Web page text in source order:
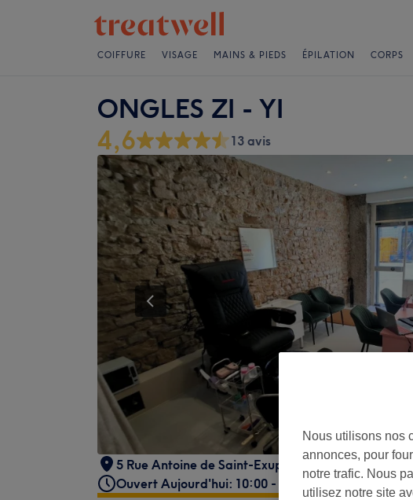
COIFFURE VISAGE MAINS & PIEDS ÉPILATION CORPS
ONGLES ZI - YI
4,6 13 avis
5 Rue Antoine de Saint-Exupéry , Face au
Ouvert Aujourd'hui: 10:00 - 19:30
Nous utilisons nos
annonces, pour
notre trafic. Nous
utilisez notre site